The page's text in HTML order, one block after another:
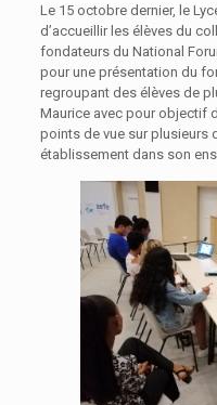
Le 15 octobre dernier, le
d’accueillir les élèves du
fondateurs du National
pour une présentation du
regroupant des élèves de
Maurice avec pour objectif
points de vue sur plusieurs
établissement dans son